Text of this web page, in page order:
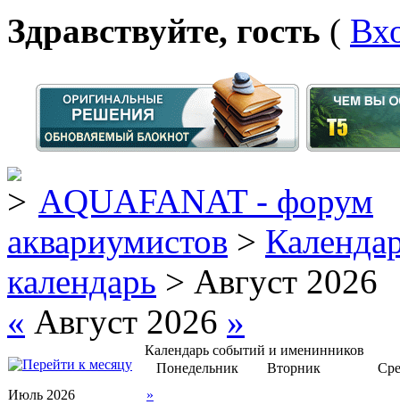
Здравствуйте, гость (
AQUAFANAT - форум
аквариумистов >
календарь > Август 2026
« Август 2026 »
Июль 2026
Календарь событий и именинников
Понедельник
Вторник
»